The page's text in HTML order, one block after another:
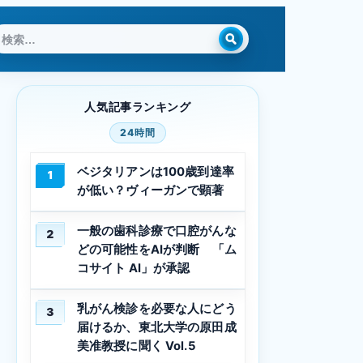
検
人気記事ランキング
24時間
1
ベジタリアンは100歳到達率
が低い？ヴィーガンで顕著
2
一般の歯科診療で口腔がんな
どの可能性をAIが判断 「ム
コサイト AI」が承認
3
乳がん検診を必要な人にどう
届けるか、東北大学の原田成
美准教授に聞く Vol.5